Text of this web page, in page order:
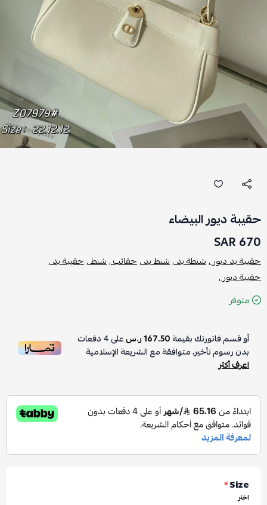
حقيبة ديور البيضاء
670 SAR
حقيبة يد ديور ,شنطة يد ,شنط يد ,حقائب ,شنط ,حقيبة يد ,
حقيبة ديور ,
متوفر
أو قسم فاتورتك بقيمة167.50 ر.س على4دفعات
بدون رسوم تأخير، متوافقة مع الشريعة الإسلامية
اعرف أكثر
Size
*
اختر